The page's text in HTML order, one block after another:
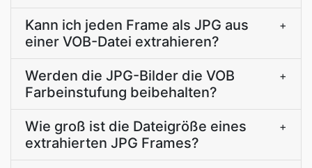
Kann ich jeden Frame als JPG aus
einer VOB-Datei extrahieren?
+
Werden die JPG-Bilder die VOB
Farbeinstufung beibehalten?
+
Wie groß ist die Dateigröße eines
extrahierten JPG Frames?
+